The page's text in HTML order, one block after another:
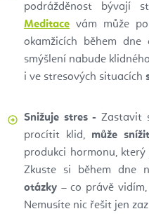
podrážděnost bývají
Meditace vám může
okamžicích během
smýšlení nabude
i ve stresových situacích
Snižuje stres - Zastavit
procítit klid, může
produkci hormonu,
Zkuste si během dne
otázky – co právě
Nemusíte nic řešit jen